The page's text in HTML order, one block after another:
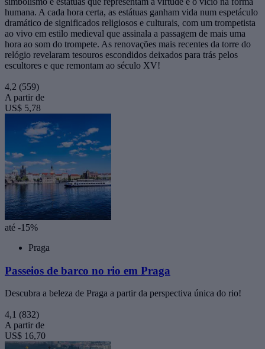
humana. A cada hora certa, as estátuas ganham vida num espetáculo
dramático de significados religiosos e culturais, com um trompetista
ao vivo em estilo medieval que assinala a passagem de mais uma
hora ao som do trompete. As renovações mais recentes da torre do
relógio revelaram tesouros escondidos deixados para trás pelos
escultores e que remontam ao século XV!
4,2 (559)
A partir de
US$ 5,78
até -15%
Praga
Passeios de barco no rio em Praga
Descubra a beleza de Praga a partir da perspectiva única do rio!
4,1 (832)
A partir de
US$ 16,70